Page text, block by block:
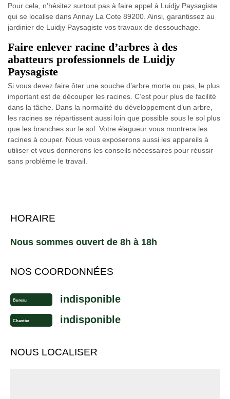
Pour cela, n’hésitez surtout pas à faire appel à Luidjy Paysagiste
qui se localise dans Annay La Cote 89200. Ainsi, garantissez au
jardinier de Luidjy Paysagiste vos travaux de dessouchage.
Faire enlever racine d’arbres à des
abatteurs professionnels de Luidjy
Paysagiste
Si vous devez faire ôter une souche d’arbre morte ou pas, le plus
important est de découper les racines. C’est pour plus de facilité
dans la tâche. Dans la normalité du développement d’un arbre,
les racines se répartissent aussi loin que possible sous le sol plus
que les branches sur le sol. Votre élagueur vous montrera les
racines à couper. Nous vous exposerons aussi les appareils à
utiliser et vous donnerons les conseils nécessaires pour réussir
sans problème le travail.
HORAIRE
Nous sommes ouvert de 8h à 18h
NOS COORDONNÉES
Bureau indisponible
Chantier indisponible
NOUS LOCALISER